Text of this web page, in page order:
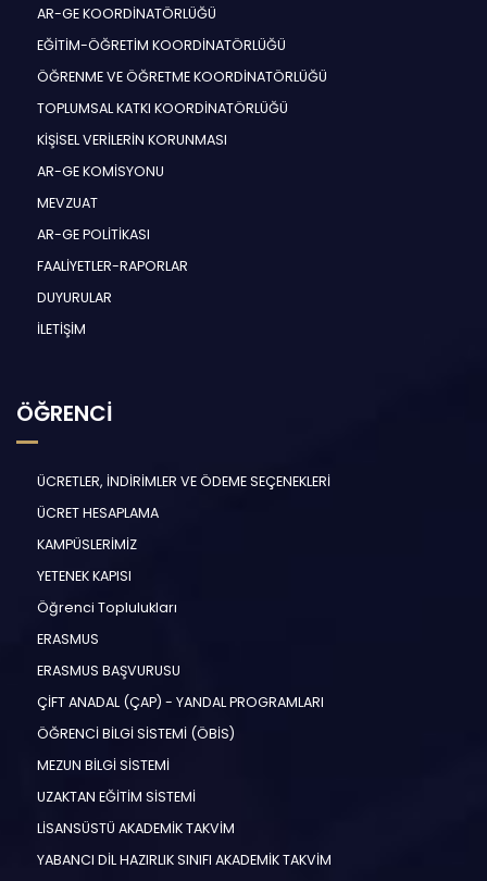
AR-GE KOORDİNATÖRLÜĞÜ
EĞİTİM-ÖĞRETİM KOORDİNATÖRLÜĞÜ
ÖĞRENME VE ÖĞRETME KOORDİNATÖRLÜĞÜ
TOPLUMSAL KATKI KOORDİNATÖRLÜĞÜ
KİŞİSEL VERİLERİN KORUNMASI
AR-GE KOMİSYONU
MEVZUAT
AR-GE POLİTİKASI
FAALİYETLER-RAPORLAR
DUYURULAR
İLETİŞİM
ÖĞRENCİ
ÜCRETLER, İNDİRİMLER VE ÖDEME SEÇENEKLERİ
ÜCRET HESAPLAMA
KAMPÜSLERİMİZ
YETENEK KAPISI
Öğrenci Toplulukları
ERASMUS
ERASMUS BAŞVURUSU
ÇİFT ANADAL (ÇAP) - YANDAL PROGRAMLARI
ÖĞRENCİ BİLGİ SİSTEMİ (ÖBİS)
MEZUN BİLGİ SİSTEMİ
UZAKTAN EĞİTİM SİSTEMİ
LİSANSÜSTÜ AKADEMİK TAKVİM
YABANCI DİL HAZIRLIK SINIFI AKADEMİK TAKVİM